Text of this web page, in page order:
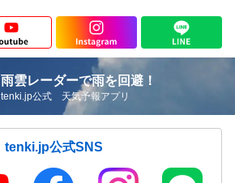
雨雲レーダーで雨を回避！
tenki.jp公式 天気予報アプリ
tenki.jp公式SNS